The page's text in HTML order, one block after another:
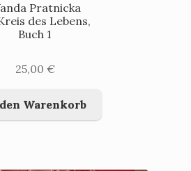
Pratnicka
des Lebens,
Buch 1
25,00 €
Warenkorb